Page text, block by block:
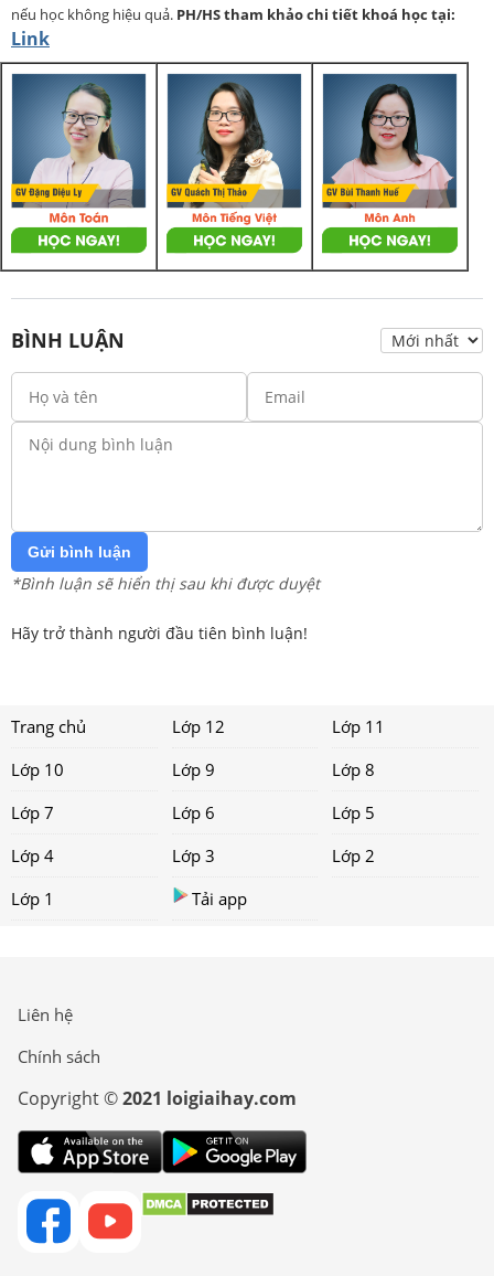
nếu học không hiệu quả. PH/HStham khảo chi tiết khoá học tại:
Link
BÌNH LUẬN
Gửi bình luận
*Bình luận sẽ hiển thị sau khi được duyệt
Hãy trở thành người đầu tiên bình luận!
Trang chủ Lớp 12
Lớp 11
Lớp 10
Lớp 9
Lớp 8
Lớp 7
Lớp 6
Lớp 5
Lớp 4
Lớp 3
Lớp 2
Lớp 1
Tải app
Liên hệ
Chính sách
Copyright ©2021 loigiaihay.com